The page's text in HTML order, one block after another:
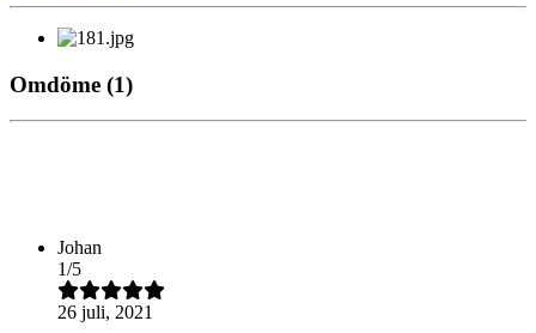
Omdöme (1)
Johan
1/5
26 juli, 2021